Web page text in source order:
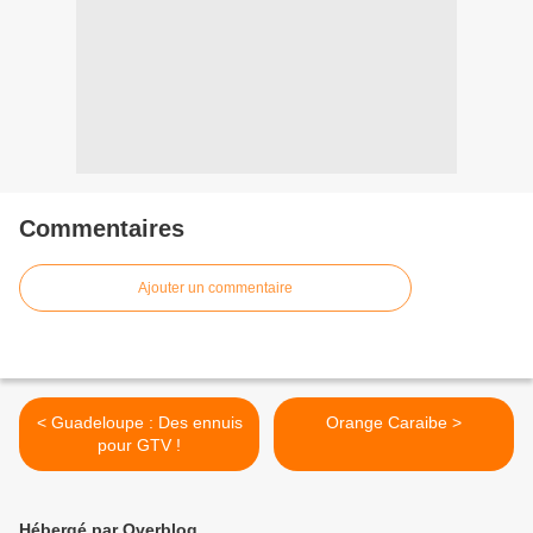
Commentaires
Ajouter un commentaire
< Guadeloupe : Des ennuis
pour GTV !
Orange Caraibe >